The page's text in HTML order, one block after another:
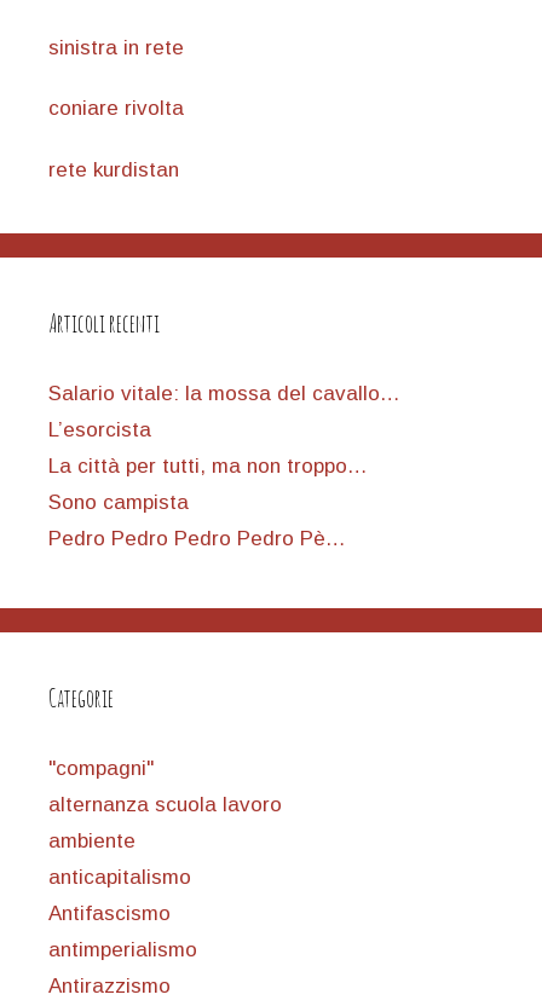
sinistra in rete
coniare rivolta
rete kurdistan
Articoli recenti
Salario vitale: la mossa del cavallo…
L’esorcista
La città per tutti, ma non troppo…
Sono campista
Pedro Pedro Pedro Pedro Pè…
Categorie
"compagni"
alternanza scuola lavoro
ambiente
anticapitalismo
Antifascismo
antimperialismo
Antirazzismo